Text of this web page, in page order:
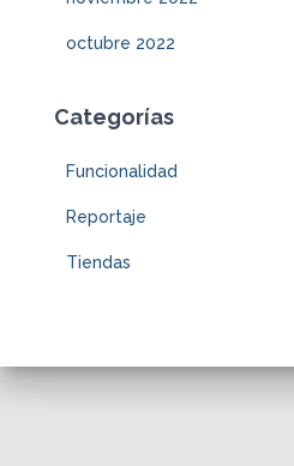
octubre 2022
Categorías
Funcionalidad
Reportaje
Tiendas